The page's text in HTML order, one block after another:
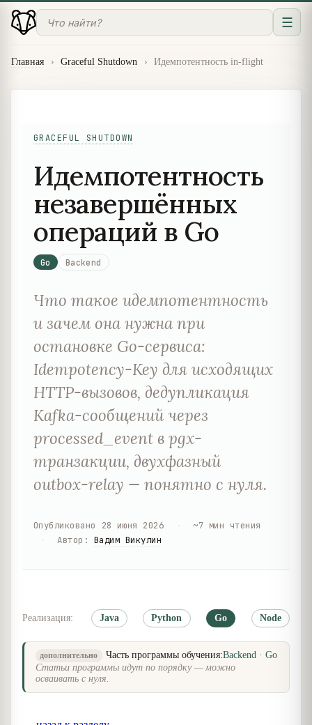
☰
Главная › Graceful Shutdown › Идемпотентность in-flight
GRACEFUL SHUTDOWN
Идемпотентность
незавершённых
операций в Go
Go Backend
Что такое идемпотентность
и зачем она нужна при
остановке Go-сервиса:
Idempotency-Key для исходящих
HTTP-вызовов, дедупликация
Kafka-сообщений через
processed_event в pgx-
транзакции, двухфазный
outbox-relay — понятно с нуля.
Опубликовано 28 июня 2026 ~7 мин чтения
Автор : Вадим Викулин
Реализация: Java Python Go Node
дополнительно Часть программы обучения:Backend · Go
Статьи программы идут по порядку — можно
осваивать с нуля.